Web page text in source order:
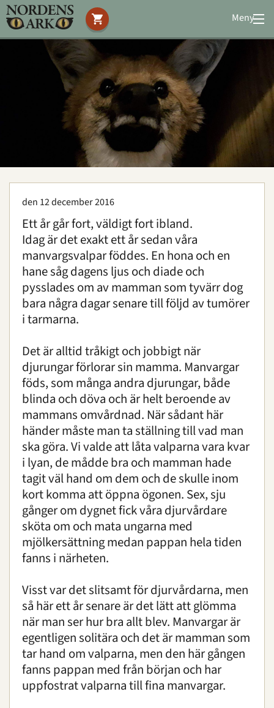
Meny
Stöd oss
Besök oss
Djuren
Bevarande
Utbildning
Konferens
Om oss |
Sök
den 12 december 2016
Ett år går fort, väldigt fort ibland.
Idag är det exakt ett år sedan våra
manvargsvalpar föddes. En hona och en
hane såg dagens ljus och diade och
pysslades om av mamman som tyvärr dog
bara några dagar senare till följd av tumörer
i tarmarna.
Det är alltid tråkigt och jobbigt när
djurungar förlorar sin mamma. Manvargar
föds, som många andra djurungar, både
blinda och döva och är helt beroende av
mammans omvårdnad. När sådant här
händer måste man ta ställning till vad man
ska göra. Vi valde att låta valparna vara kvar
i lyan, de mådde bra och mamman hade
tagit väl hand om dem och de skulle inom
kort komma att öppna ögonen. Sex, sju
gånger om dygnet fick våra djurvårdare
sköta om och mata ungarna med
mjölkersättning medan pappan hela tiden
fanns i närheten.
Visst var det slitsamt för djurvårdarna, men
så här ett år senare är det lätt att glömma
när man ser hur bra allt blev. Manvargar är
egentligen solitära och det är mamman som
tar hand om valparna, men den här gången
fanns pappan med från början och har
uppfostrat valparna till fina manvargar.